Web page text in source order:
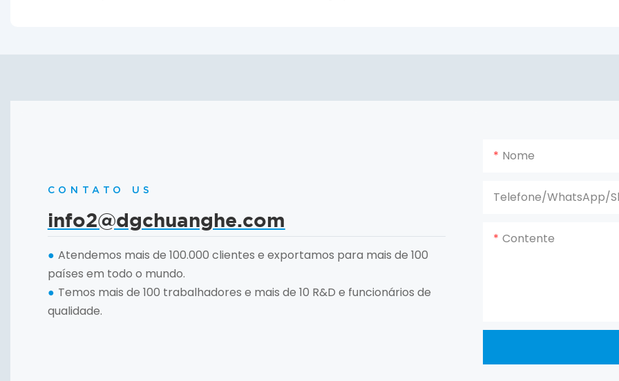
CONTATO US
info2@dgchuanghe.com
● Atendemos mais de 100.000 clientes e exportamos para mais de 100
países em todo o mundo.
● Temos mais de 100 trabalhadores e mais de 10 R&D e funcionários de
qualidade.
Nome
Telefone/WhatsApp/
Contente